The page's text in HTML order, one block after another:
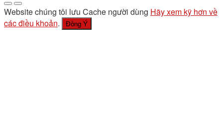
Website chúng tôi lưu Cache người dùng Hãy xem kỹ hơn về
các điều khoản. Đồng Ý